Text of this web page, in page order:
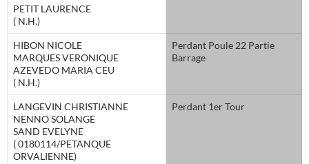
PETIT LAURENCE
( N.H.)
HIBON NICOLE
MARQUES VERONIQUE
AZEVEDO MARIA CEU
( N.H.)
Perdant Poule 22 Partie
Barrage
LANGEVIN CHRISTIANNE
NENNO SOLANGE
SAND EVELYNE
( 0180114/PETANQUE
ORVALIENNE)
Perdant 1er Tour